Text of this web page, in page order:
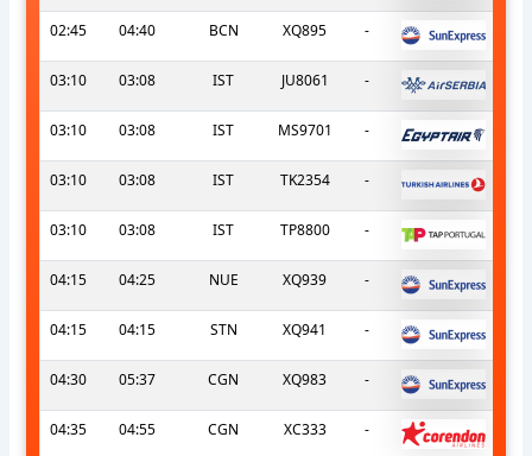
02:45 04:40 BCN XQ895 -
03:10 03:08 IST JU8061 -
03:10 03:08 IST MS9701 -
03:10 03:08 IST TK2354 -
03:10 03:08 IST TP8800 -
04:15 04:25 NUE XQ939 -
04:15 04:15 STN XQ941 -
04:30 05:37 CGN XQ983 -
04:35 04:55 CGN XC333 -